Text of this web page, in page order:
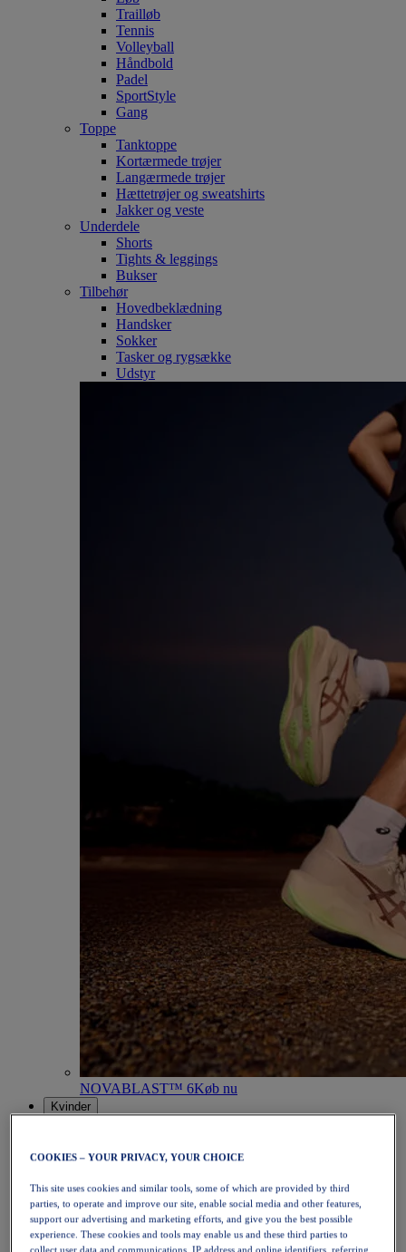
Trailløb
Tennis
Volleyball
Håndbold
Padel
SportStyle
Gang
Toppe
Tanktoppe
Kortærmede trøjer
Langærmede trøjer
Hættetrøjer og sweatshirts
Jakker og veste
Underdele
Shorts
Tights & leggings
Bukser
Tilbehør
Hovedbeklædning
Handsker
Sokker
Tasker og rygsække
Udstyr
NOVABLAST™ 6Køb nu
Kvinder
Bestsellere
PERFORMANCE LIFE-kollektionen
NOVABLAST™ 6
Sko
Løb
COOKIES – YOUR PRIVACY, YOUR CHOICE
This site uses cookies and similar tools, some of which are provided by third
parties, to operate and improve our site, enable social media and other features,
support our advertising and marketing efforts, and give you the best possible
experience. These cookies and tools may enable us and these third parties to
collect user data and communications, IP address and online identifiers, referring